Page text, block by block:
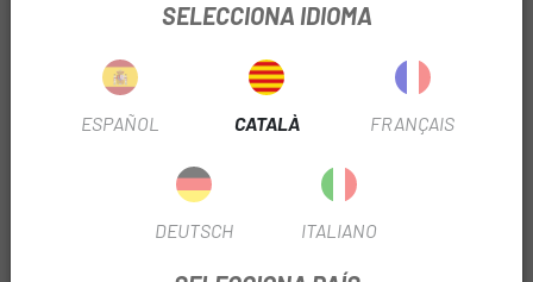
EXO/TR
MANILLAR
OC Mountain Control MC30, Rise20, Width
2027
SELECCIONA IDIOMA
ESPAÑOL CATALÀ FRANÇAIS
DEUTSCH ITALIANO